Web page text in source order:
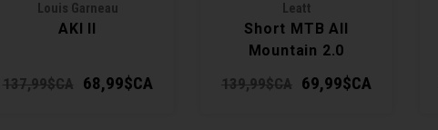
Louis Garneau
AKI II
137,99$CA 68,99$CA
Leatt
Short MTB All
Mountain 2.0
Femme
139,99$CA 69,99$CA